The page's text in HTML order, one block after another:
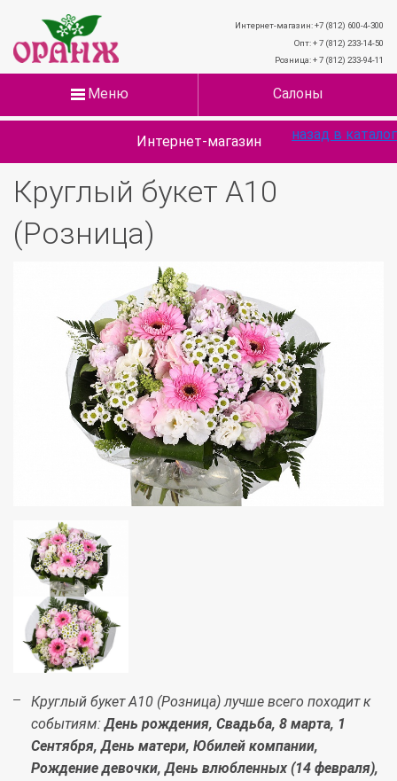
Интернет-магазин: +7 (812) 600-4-300
Опт: + 7 (812) 233-14-50
Розница: + 7 (812) 233-94-11
Меню Салоны
Интернет-магазин
Круглый букет А10
(Розница)
назад в каталог
Круглый букет А10 (Розница) лучше всего походит к
событиям:День рождения, Свадьба, 8 марта, 1
Сентября, День матери, Юбилей компании,
Рождение девочки, День влюбленных (14 февраля),